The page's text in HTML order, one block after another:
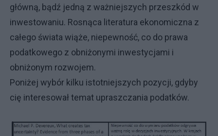
główną, bądź jedną z ważniejszych przeszkód w
inwestowaniu. Rosnąca literatura ekonomiczna z
całego świata wiąże, niepewność, co do prawa
podatkowego z obniżonymi inwestycjami i
obniżonym rozwojem.
Poniżej wybór kilku istotniejszych pozycji, gdyby
cię interesował temat upraszczania podatków.